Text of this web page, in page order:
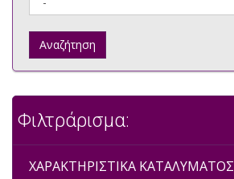
Αναζήτηση
Φιλτράρισμα:
ΧΑΡΑΚΤΗΡΙΣΤΙΚΑ ΚΑΤΑΛΥΜΑΤΟΣ